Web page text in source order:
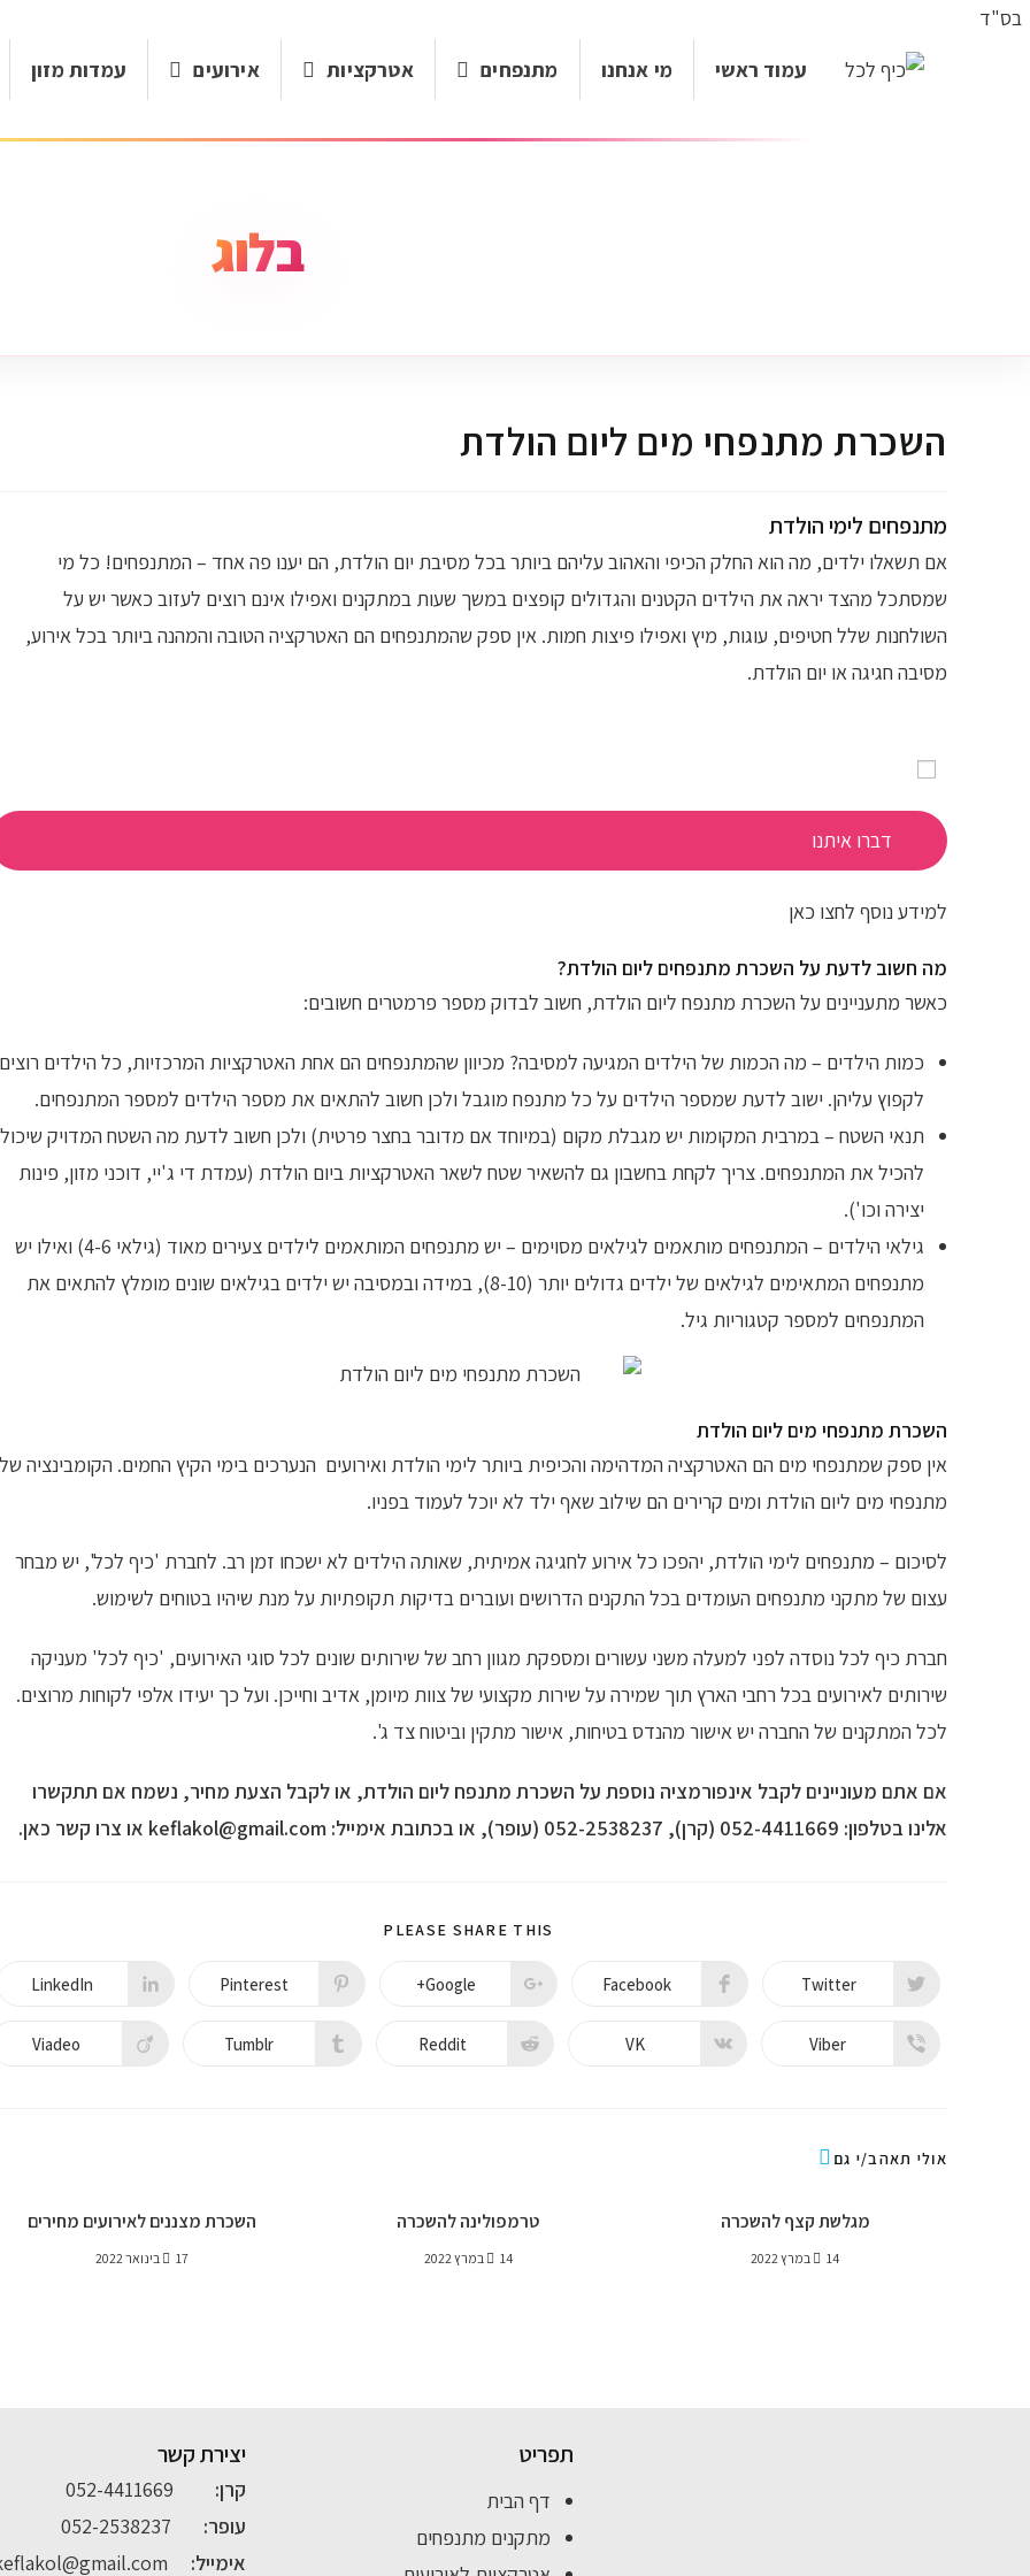
עמוד ראשי מי אנחנו מתנפחים אטרקציות אירועים עמדות מזון
בלוג
השכרת מתנפחי מים ליום הולדת
מתנפחים לימי הולדת
אם תשאלו ילדים, מה הוא החלק הכיפי והאהוב עליהם ביותר בכל מסיבת יום הולדת, הם יענו פה אחד – המתנפחים! כל מי
שמסתכל מהצד יראה את הילדים הקטנים והגדולים קופצים במשך שעות במתקנים ואפילו אינם רוצים לעזוב כאשר יש על
השולחנות שלל חטיפים, עוגות, מיץ ואפילו פיצות חמות. אין ספק שהמתנפחים הם האטרקציה הטובה והמהנה ביותר בכל אירוע,
מסיבה חגיגה או יום הולדת.
דברו איתנו
למידע נוסף לחצו כאן
מה חשוב לדעת על השכרת מתנפחים ליום הולדת?
כאשר מתעניינים על השכרת מתנפח ליום הולדת, חשוב לבדוק מספר פרמטרים חשובים:
כמות הילדים – מה הכמות של הילדים המגיעה למסיבה? מכיוון שהמתנפחים הם אחת האטרקציות המרכזיות, כל הילדים רוצים
לקפוץ עליהן. ישוב לדעת שמספר הילדים על כל מתנפח מוגבל ולכן חשוב להתאים את מספר הילדים למספר המתנפחים.
תנאי השטח – במרבית המקומות יש מגבלת מקום (במיוחד אם מדובר בחצר פרטית) ולכן חשוב לדעת מה השטח המדויק שיכול
להכיל את המתנפחים. צריך לקחת בחשבון גם להשאיר שטח לשאר האטרקציות ביום הולדת (עמדת די ג'יי, דוכני מזון, פינות
יצירה וכו').
גילאי הילדים – המתנפחים מותאמים לגילאים מסוימים – יש מתנפחים המותאמים לילדים צעירים מאוד (גילאי 4-6) ואילו יש
מתנפחים המתאימים לגילאים של ילדים גדולים יותר (8-10), במידה ובמסיבה יש ילדים בגילאים שונים מומלץ להתאים את
המתנפחים למספר קטגוריות גיל.
השכרת מתנפחי מים ליום הולדת
אין ספק שמתנפחי מים הם האטרקציה המדהימה והכיפית ביותר לימי הולדת ואירועים הנערכים בימי הקיץ החמים. הקומבינציה של
מתנפחי מים ליום הולדת ומים קרירים הם שילוב שאף ילד לא יוכל לעמוד בפניו.
לסיכום – מתנפחים לימי הולדת, יהפכו כל אירוע לחגיגה אמיתית, שאותה הילדים לא ישכחו זמן רב. לחברת 'כיף לכל', יש מבחר
עצום של מתקני מתנפחים העומדים בכל התקנים הדרושים ועוברים בדיקות תקופתיות על מנת שיהיו בטוחים לשימוש.
חברת כיף לכל נוסדה לפני למעלה משני עשורים ומספקת מגוון רחב של שירותים שונים לכל סוגי האירועים, 'כיף לכל' מעניקה
שירותים לאירועים בכל רחבי הארץ תוך שמירה על שירות מקצועי של צוות מיומן, אדיב וחייכן. ועל כך יעידו אלפי לקוחות מרוצים.
לכל המתקנים של החברה יש אישור מהנדס בטיחות, אישור מתקין וביטוח צד ג'.
אם אתם מעוניינים לקבל אינפורמציה נוספת על השכרת מתנפח ליום הולדת, או לקבל הצעת מחיר, נשמח אם תתקשרו
אלינו בטלפון: 052-4411669 (קרן), 052-2538237 (עופר), או בכתובת אימייל: keflakol@gmail.com או צרו קשר כאן.
PLEASE SHARE THIS
Twitter
Facebook
Google+
Pinterest
LinkedIn
Viber
VK
Reddit
Tumblr
Viadeo
אולי תאהב/י גם
השכרת מצננים לאירועים מחירים
17 בינואר 2022
טרמפולינה להשכרה
14 במרץ 2022
מגלשת קצף להשכרה
14 במרץ 2022
בס"ד
תפריט
דף הבית
מתקנים מתנפחים
יצירת קשר
קרן:
052-4411669
עופר:
052-2538237
אימייל: